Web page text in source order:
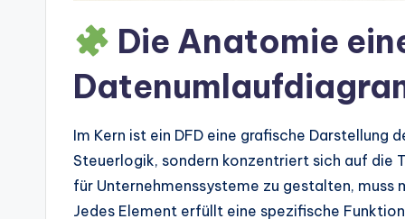
tr
Die Anatomie
Im Kern ist ein DFD eine grafische Darstellung
Steuerlogik, sondern konzentriert sich auf die
für Unternehmenssysteme zu gestalten, muss
Jedes Element erfüllt eine spezifische